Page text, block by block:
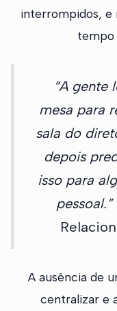
interrompidos, e
tempo
“A gente
mesa para
sala do
depois
isso para
pessoal.”
A ausência de
centralizar e